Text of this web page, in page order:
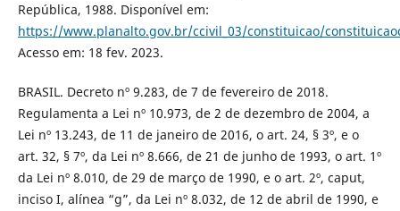
República, 1988. Disponível em:
https://www.planalto.gov.br/ccivil_03/constituicao/
Acesso em: 18 fev. 2023.
BRASIL. Decreto nº 9.283, de 7 de fevereiro de 2018.
Regulamenta a Lei nº 10.973, de 2 de dezembro de 2004, a
Lei nº 13.243, de 11 de janeiro de 2016, o art. 24, § 3º, e o
art. 32, § 7º, da Lei nº 8.666, de 21 de junho de 1993, o art. 1º
da Lei nº 8.010, de 29 de março de 1990, e o art. 2º, caput,
inciso I, alínea “g”, da Lei nº 8.032, de 12 de abril de 1990, e